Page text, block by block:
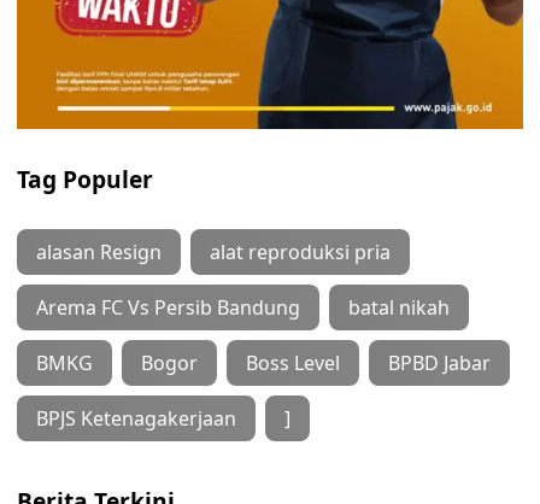
Tag Populer
alasan Resign alat reproduksi pria
Arema FC Vs Persib Bandung batal nikah
BMKG Bogor Boss Level BPBD Jabar
BPJS Ketenagakerjaan ]